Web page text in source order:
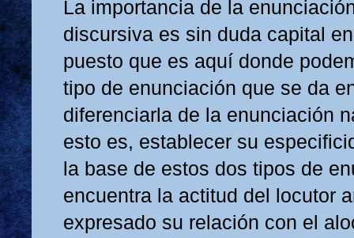
La importancia de la
discursiva es sin duda capital
puesto que es aquí donde
tipo de enunciación que se da
diferenciarla de la enunciación
esto es, establecer su
la base de estos dos tipos de
encuentra la actitud del locutor
expresado su relación con el